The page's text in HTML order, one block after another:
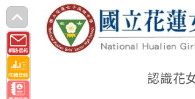
跳
轉
至
主
要
認識花